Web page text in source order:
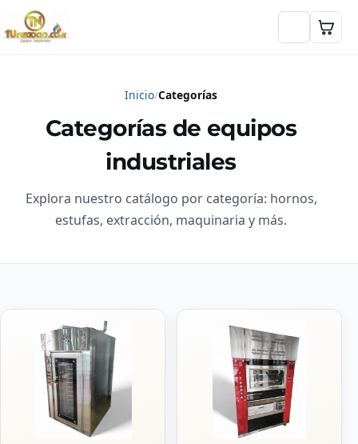
Inicio Categorías
Categorías de equipos
industriales
Explora nuestro catálogo por categoría: hornos,
estufas, extracción, maquinaria y más.